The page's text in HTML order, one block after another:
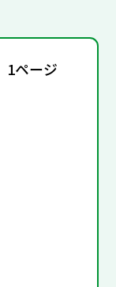
1ページ